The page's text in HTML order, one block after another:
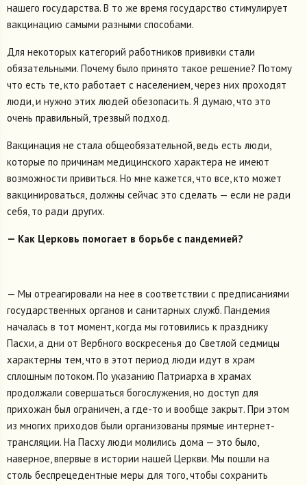
нашего государства. В то же время государство стимулирует
вакцинацию самыми разными способами.
Для некоторых категорий работников прививки стали
обязательными. Почему было принято такое решение? Потому
что есть те, кто работает с населением, через них проходят
люди, и нужно этих людей обезопасить. Я думаю, что это
очень правильный, трезвый подход.
Вакцинация не стала общеобязательной, ведь есть люди,
которые по причинам медицинского характера не имеют
возможности привиться. Но мне кажется, что все, кто может
вакцинироваться, должны сейчас это сделать — если не ради
себя, то ради других.
— Как Церковь помогает в борьбе с пандемией?
— Мы отреагировали на нее в соответствии с предписаниями
государственных органов и санитарных служб. Пандемия
началась в тот момент, когда мы готовились к празднику
Пасхи, а дни от Вербного воскресенья до Светлой седмицы
характерны тем, что в этот период люди идут в храм
сплошным потоком. По указанию Патриарха в храмах
продолжали совершаться богослужения, но доступ для
прихожан был ограничен, а где-то и вообще закрыт. При этом
из многих приходов были организованы прямые интернет-
трансляции. На Пасху люди молились дома — это было,
наверное, впервые в истории нашей Церкви. Мы пошли на
столь беспрецедентные меры для того, чтобы сохранить